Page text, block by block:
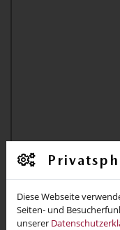
Diese Webseite
Seiten- und
unserer